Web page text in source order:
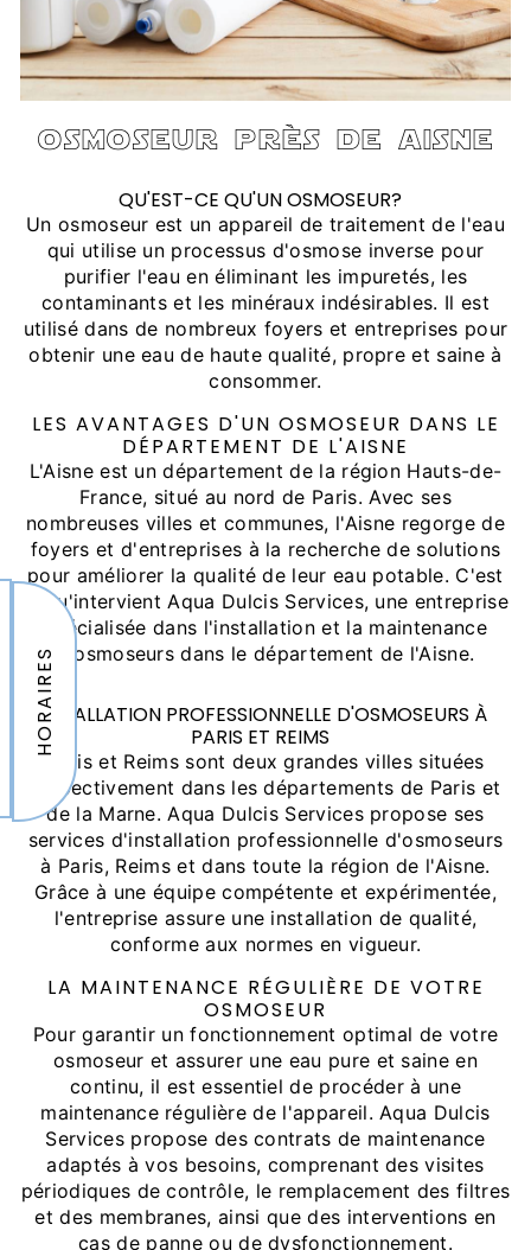
osmoseur près de aisne
QU'EST-CE QU'UN OSMOSEUR?
Un osmoseur est un appareil de traitement de l'eau
qui utilise un processus d'osmose inverse pour
purifier l'eau en éliminant les impuretés, les
contaminants et les minéraux indésirables. Il est
utilisé dans de nombreux foyers et entreprises pour
obtenir une eau de haute qualité, propre et saine à
consommer.
LES AVANTAGES D'UN OSMOSEUR DANS LE
DÉPARTEMENT DE L'AISNE
L'Aisne est un département de la région Hauts-de-
France, situé au nord de Paris. Avec ses
nombreuses villes et communes, l'Aisne regorge de
foyers et d'entreprises à la recherche de solutions
pour améliorer la qualité de leur eau potable. C'est
là qu'intervient Aqua Dulcis Services, une entreprise
spécialisée dans l'installation et la maintenance
d'osmoseurs dans le département de l'Aisne.
INSTALLATION PROFESSIONNELLE D'OSMOSEURS À
PARIS ET REIMS
Paris et Reims sont deux grandes villes situées
respectivement dans les départements de Paris et
de la Marne. Aqua Dulcis Services propose ses
services d'installation professionnelle d'osmoseurs
à Paris, Reims et dans toute la région de l'Aisne.
Grâce à une équipe compétente et expérimentée,
l'entreprise assure une installation de qualité,
conforme aux normes en vigueur.
LA MAINTENANCE RÉGULIÈRE DE VOTRE
OSMOSEUR
Pour garantir un fonctionnement optimal de votre
osmoseur et assurer une eau pure et saine en
continu, il est essentiel de procéder à une
maintenance régulière de l'appareil. Aqua Dulcis
Services propose des contrats de maintenance
adaptés à vos besoins, comprenant des visites
périodiques de contrôle, le remplacement des filtres
et des membranes, ainsi que des interventions en
cas de panne ou de dysfonctionnement.
HORAIRES